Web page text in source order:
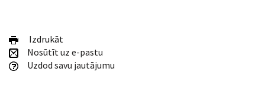
Izdrukāt
Nosūtīt uz e-pastu
Uzdod savu jautājumu